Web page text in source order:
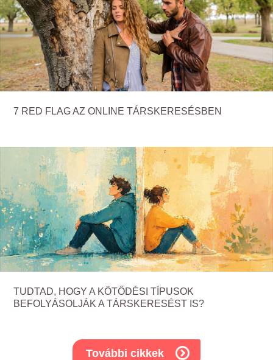
7 RED FLAG AZ ONLINE TÁRSKERESÉSBEN
TUDTAD, HOGY A KÖTŐDÉSI TÍPUSOK
BEFOLYÁSOLJÁK A TÁRSKERESÉST IS?
További cikkek